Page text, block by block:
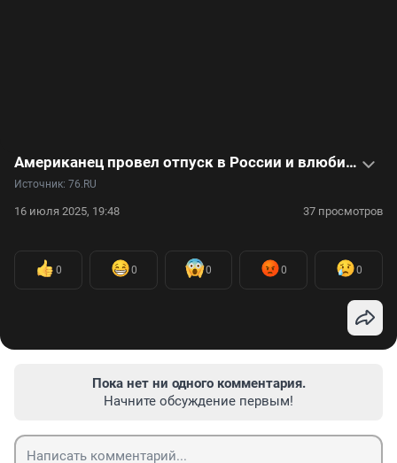
Американец провел отпуск в России и влюбился в нее: видео
Источник: 76.RU
16 июля 2025, 19:48 37 просмотров
0 0 0 0 0
Пока нет ни одного комментария.
Начните обсуждение первым!